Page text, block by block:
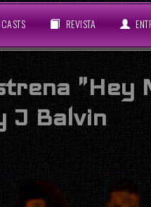
REVISTA
"Hey
J Balvin